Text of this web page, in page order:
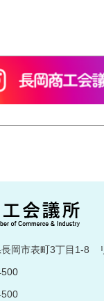
岡市表町3丁目1-8